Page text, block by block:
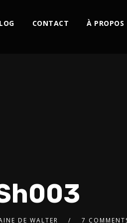
CONTACT À PROPOS
DE WALTER 7